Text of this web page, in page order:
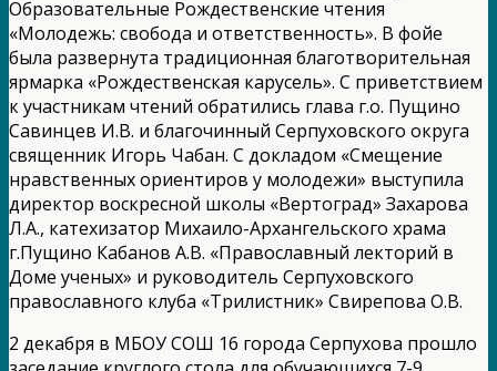
Образовательные Рождественские чтения
«Молодежь: свобода и ответственность». В фойе
была развернута традиционная благотворительная
ярмарка «Рождественская карусель». С приветствием
к участникам чтений обратились глава г.о. Пущино
Савинцев И.В. и благочинный Серпуховского округа
священник Игорь Чабан. С докладом «Смещение
нравственных ориентиров у молодежи» выступила
директор воскресной школы «Вертоград» Захарова
Л.А., катехизатор Михаило-Архангельского храма
г.Пущино Кабанов А.В. «Православный лекторий в
Доме ученых» и руководитель Серпуховского
православного клуба «Трилистник» Свирепова О.В.
2 декабря в МБОУ СОШ 16 города Серпухова прошло